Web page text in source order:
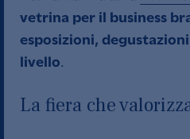
vetrina per il business
esposizioni,
livello.
La fiera che